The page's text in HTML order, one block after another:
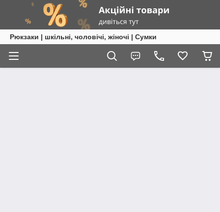
Рюкзаки | шкільні, чоловічі, жіночі | Сумки